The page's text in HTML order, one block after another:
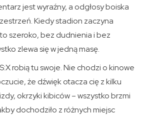
jest wyraźny, a odgłosy boiska
Kiedy stadion zaczyna
szeroko, bez dudnienia i bez
zlewa się w jedną masę.
robią tu swoje. Nie chodzi o kinowe
że dźwięk otacza cię z kilku
okrzyki kibiców – wszystko brzmi
dochodziło z różnych miejsc